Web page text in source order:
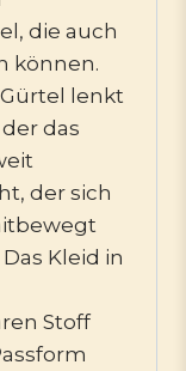
die auch
können.
lenkt
das
der sich
Kleid in
Stoff